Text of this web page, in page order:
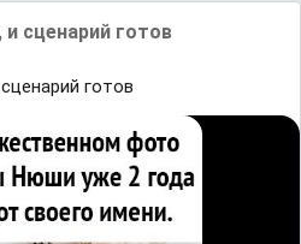
сценарий готов
готов